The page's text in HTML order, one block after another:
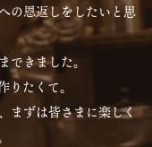
の恩返しをしたいと思
きました。
たくて。
まずは皆さまに楽しく